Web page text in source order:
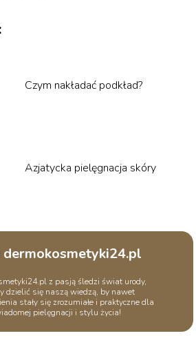
Czym nakładać podkład?
Azjatycka pielęgnacja skóry
dermokosmetyki24.pl
z pasją śledzi świat urody,
dzielić się naszą wiedzą, by nawet
stały się zrozumiałe i praktyczne dla
pielęgnacji i stylu życia!